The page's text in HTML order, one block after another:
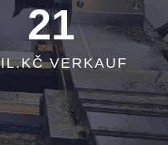
21
VERKAUF